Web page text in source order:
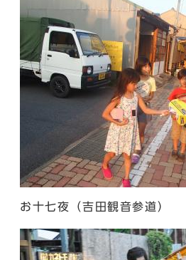
お十七夜（吉田観音参道）